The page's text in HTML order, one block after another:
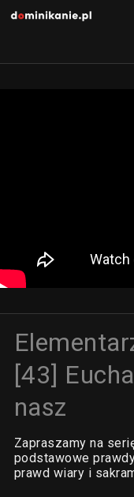
[43]
nasz
Zapraszamy na
podstawowe
prawd wiary i